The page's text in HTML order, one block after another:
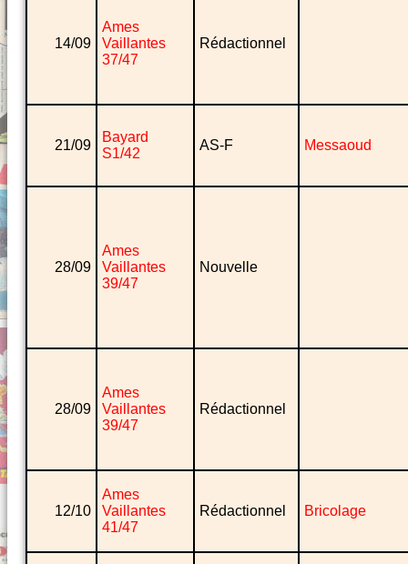
14/09
Ames
Vaillantes
37/47
Rédactionnel
21/09
Bayard
S1/42
AS-F Messaoud
28/09
Ames
Vaillantes
39/47
Nouvelle
28/09
Ames
Vaillantes
39/47
Rédactionnel
12/10
Ames
Vaillantes
41/47
Rédactionnel Bricolage